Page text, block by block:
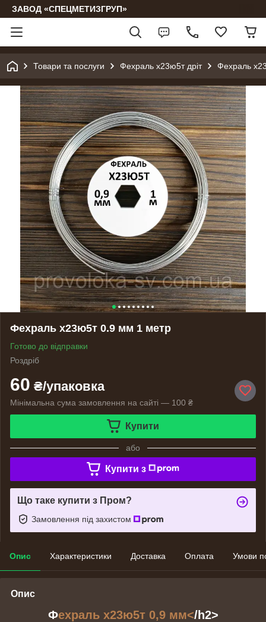
ЗАВОД «СПЕЦМЕТИЗГРУП»
Товари та послуги Фехраль х23ю5т дріт Фехраль
Фехраль х23ю5т 0.9 мм 1 метр
Готово до відправки
Роздріб
60 ₴/упаковка
Мінімальна сума замовлення на сайті — 100 ₴
Купити
або
Купити з
Що таке купити з Пром?
Замовлення під захистом
Опис Характеристики Доставка Оплата Умови
Опис
Фехраль х23ю5т 0,9 мм</h2>